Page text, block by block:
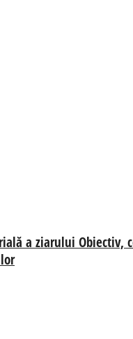
a ziarului Obiectiv,